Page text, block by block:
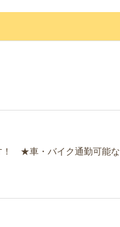
！ ★車・バイク通勤可能な